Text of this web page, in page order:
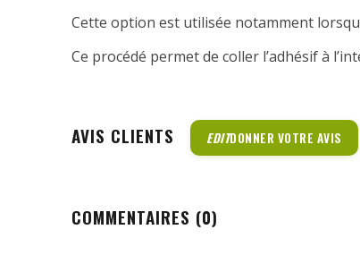
Cette option est utilisée notamment
Ce procédé permet de coller l’adhésif à
AVIS CLIENTS EDITDONNER VOTRE AVIS
COMMENTAIRES (0)